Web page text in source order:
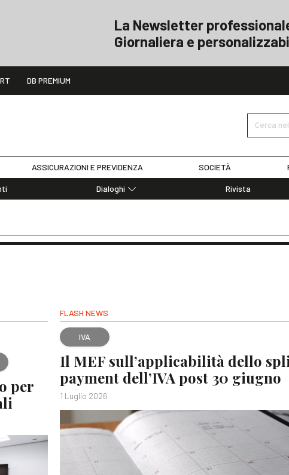
La Newsletter
Giornaliera e
DB PREMIUM
Cerca
ASSICURAZIONI E PREVIDENZA SOCIETÀ
Dialoghi
Articoli
Rivista
per
FLASH NEWS
IVA
Il MEF sull’applicabilità dello
payment dell’IVA post 30 giugno
1 Luglio 2026